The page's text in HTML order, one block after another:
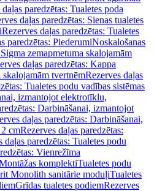
paredzētas: Tualetes poda
daļas paredzētas: Sienas tualetes
Rezerves daļas paredzētas: Tualetes
paredzētas: PiederumiNoskalošanas
zemapmetuma skalojamām
daļas paredzētas: Kappa
tvertnēmRezerves daļas
Tualetes podu vadības sistēmas
izmantojot elektrotīklu,
Darbināšanai, izmantojot
daļas paredzētas: Darbināšanai,
cmRezerves daļas paredzētas:
daļas paredzētas: Tualetes podu
Vienrežīma
komplektiTualetes podu
Monolith sanitārie moduļiTualetes
Grīdas tualetes podiemRezerves